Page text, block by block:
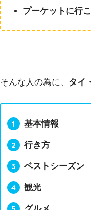
プーケットに行
そんな人の為に、 タイ
基本情報
行き方
ベストシーズン
観光